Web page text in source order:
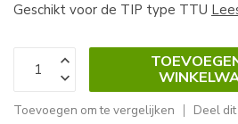
Geschikt voor de TIP type TTU
Toevoegen om te vergelijken Deel